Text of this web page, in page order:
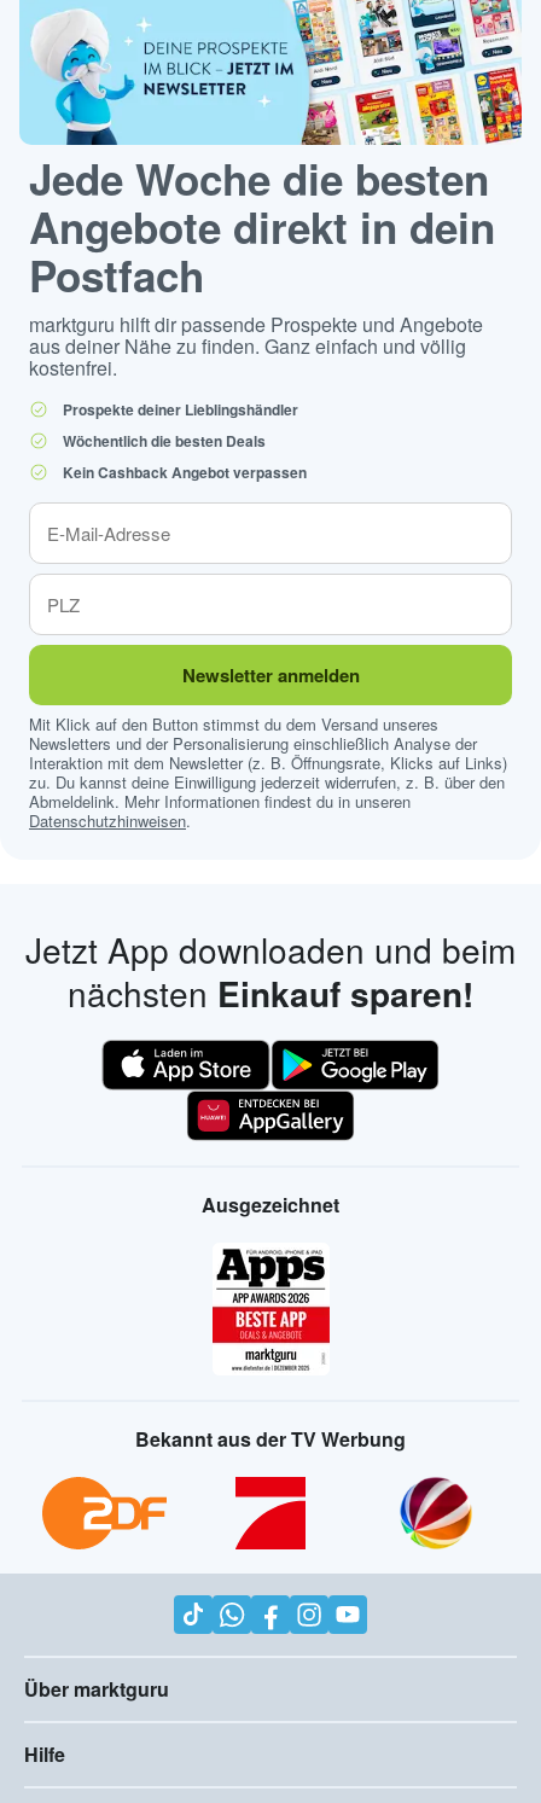
Jede Woche die besten
Angebote direkt in dein
Postfach
marktguru hilft dir passende Prospekte und Angebote
aus deiner Nähe zu finden. Ganz einfach und völlig
kostenfrei.
Prospekte deiner Lieblingshändler
Wöchentlich die besten Deals
Kein Cashback Angebot verpassen
Newsletter anmelden
Mit Klick auf den Button stimmst du dem Versand unseres
Newsletters und der Personalisierung einschließlich Analyse der
Interaktion mit dem Newsletter (z. B. Öffnungsrate, Klicks auf Links)
zu. Du kannst deine Einwilligung jederzeit widerrufen, z. B. über den
Abmeldelink. Mehr Informationen findest du in unseren
Datenschutzhinweisen.
Jetzt App downloaden und beim
nächsten Einkauf sparen!
Ausgezeichnet
Bekannt aus der TV Werbung
Über marktguru
Hilfe